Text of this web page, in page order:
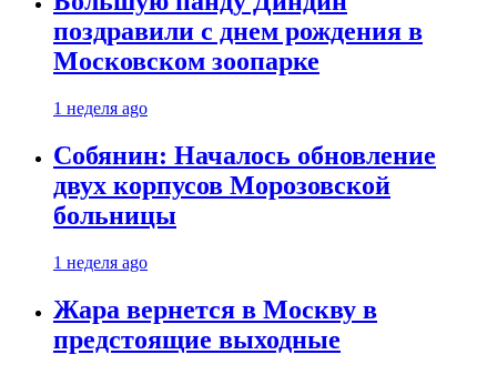
поздравили с днем рождения в
Московском зоопарке
1 неделя ago
Собянин: Началось обновление
двух корпусов Морозовской
больницы
1 неделя ago
Жара вернется в Москву в
предстоящие выходные